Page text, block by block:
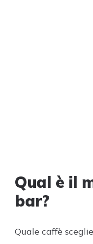
Qual è il
bar?
Quale caffè